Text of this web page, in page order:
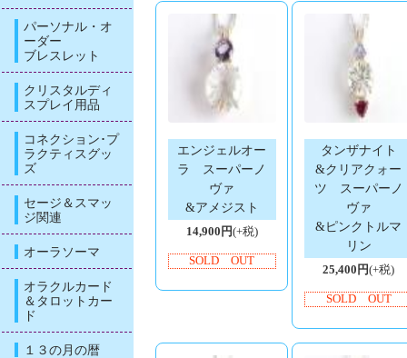
パーソナル・オ
ーダー
ブレスレット
クリスタルディ
スプレイ用品
コネクション･プ
ラクティスグッ
ズ
セージ＆スマッ
ジ関連
オーラソーマ
オラクルカード
＆タロットカー
ド
１３の月の暦
エンジェルオー
ラ スーパーノ
ヴァ
&アメジスト
14,900円(+税)
SOLD OUT
タンザナイト
&クリアクォー
ツ スーパーノ
ヴァ
&ピンクトルマ
リン
25,400円(+税)
SOLD OUT